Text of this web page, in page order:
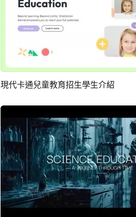
預覽 AI剪同款
現代卡通兒童教育招生學生介紹